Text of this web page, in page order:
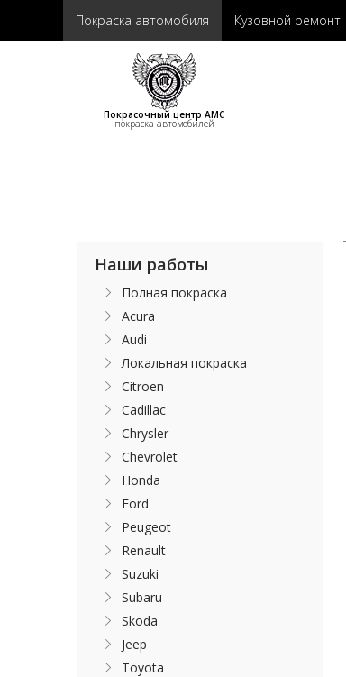
Покраска автомобиля Кузовной ремонт
Покрасочный центр АМС
покраска автомобилей
Наши работы
Полная покраска
Acura
Audi
Локальная покраска
Citroen
Cadillac
Chrysler
Chevrolet
Honda
Ford
Peugeot
Renault
Suzuki
Subaru
Skoda
Jeep
Toyota